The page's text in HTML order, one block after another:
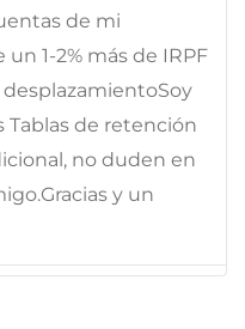
de mi
1-2% más de IRPF
Tablas de retención
no duden en
y un